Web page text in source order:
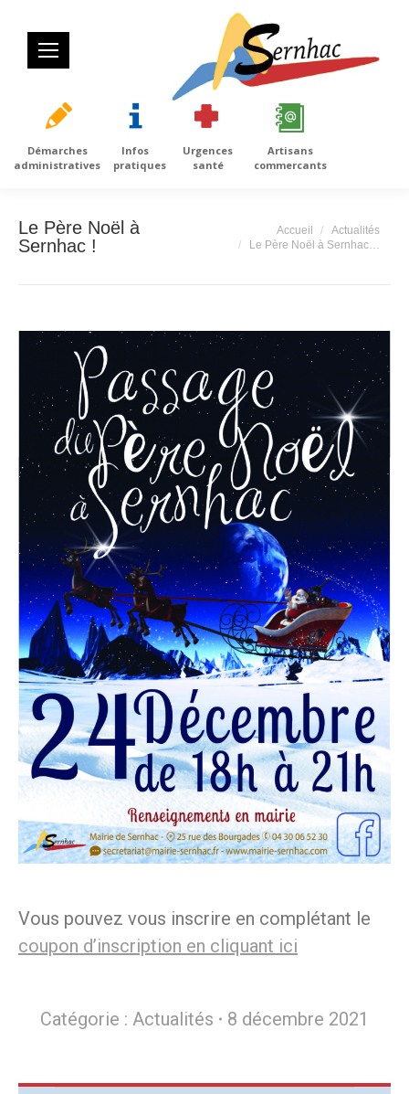
Démarches
administratives
Infos
pratiques
Urgences
santé
Artisans
commercants
Le Père Noël à
Sernhac !
Vous êtes ici :Accueil
Actualités
Le Père Noël à Sernhac…
Vous pouvez vous inscrire en complétant le
coupon d’inscription en cliquant ici
Catégorie : Actualités 8 décembre 2021